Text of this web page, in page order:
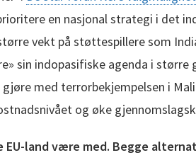
en nasjonal strategi i det
vekt på støttespillere som
sin indopasifiske agenda i større
gjøre med terrorbekjempelsen i
og øke
EU-land være med. Begge